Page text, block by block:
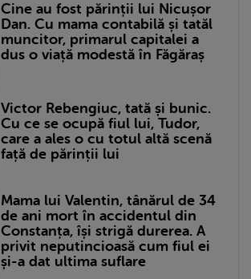
Cine au fost părinții lui Nicușor
Dan. Cu mama contabilă și tatăl
muncitor, primarul capitalei a
dus o viață modestă în Făgăraș
Victor Rebengiuc, tată și bunic.
Cu ce se ocupă fiul lui, Tudor,
care a ales o cu totul altă scenă
față de părinții lui
Mama lui Valentin, tânărul de 34
de ani mort în accidentul din
Constanța, își strigă durerea. A
privit neputincioasă cum fiul ei
și-a dat ultima suflare